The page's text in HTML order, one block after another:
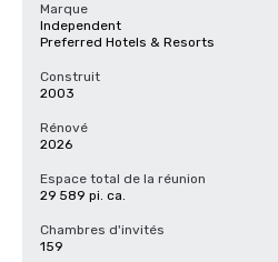
Marque
Independent
Preferred Hotels & Resorts
Construit
2003
Rénové
2026
Espace total de la réunion
29 589 pi. ca.
Chambres d'invités
159